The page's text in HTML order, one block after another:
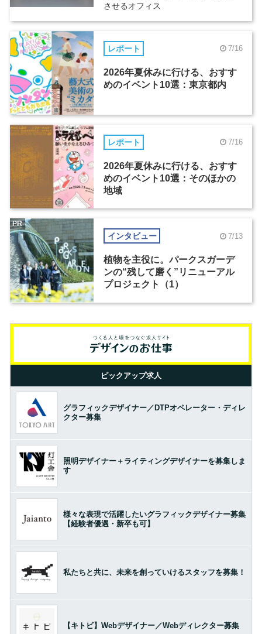
させるオフィス
レポート 7/16
2026年夏休みに行ける、おすす
めのイベント10選：東京都内
レポート 7/16
2026年夏休みに行ける、おすす
めのイベント10選：そのほかの
地域
インタビュー 7/13
植物を主役に。パークスガーデ
ンの“残して磨く”リニューアル
プロジェクト（1）
PR
ピックアップ求人
グラフィックデザイナー／DTPオペレーター・ディレ
クター募集
照明デザイナー＋ライティングデザイナーを募集しま
す
様々な表現で活躍したいグラフィックデザイナー募集
【経験者優遇・新卒も可】
私たちと共に、未来を創っていけるスタッフを募集！
【キトビ】Webデザイナー／Webディレクター募集